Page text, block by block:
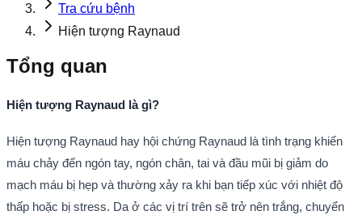
Tra cứu bệnh
Hiện tượng Raynaud
Tổng quan
Hiện tượng Raynaud là gì?
Hiện tượng Raynaud hay hội chứng Raynaud là tình trạng khiến
máu chảy đến ngón tay, ngón chân, tai và đầu mũi bị giảm do
mạch máu bị hẹp và thường xảy ra khi bạn tiếp xúc với nhiệt độ
thấp hoặc bị stress. Da ở các vị trí trên sẽ trở nên trắng, chuyển